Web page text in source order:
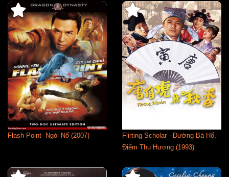
Flash Point- Ngòi Nổ (2007)
Flirting Scholar - Đường Bá Hổ,
Điểm Thu Hương (1993)